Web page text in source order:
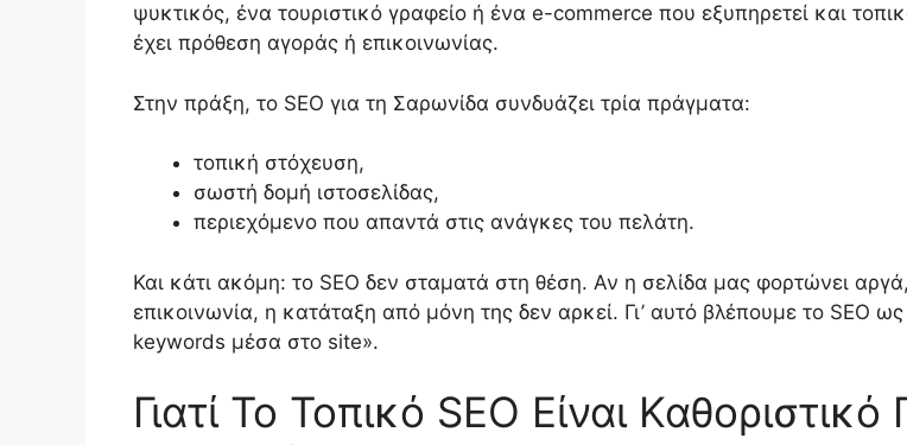
ψυκτικός, ένα τουριστικό γραφείο ή ένα e-commerce που εξυπηρετεί και
έχει πρόθεση αγοράς ή επικοινωνίας.
Στην πράξη, το SEO για τη Σαρωνίδα συνδυάζει τρία πράγματα:
τοπική στόχευση,
σωστή δομή ιστοσελίδας,
περιεχόμενο που απαντά στις ανάγκες του πελάτη.
Και κάτι ακόμη: το SEO δεν σταματά στη θέση. Αν η σελίδα μας φορτώνει
επικοινωνία, η κατάταξη από μόνη της δεν αρκεί. Γι’ αυτό βλέπουμε το SEO
keywords μέσα στο site».
Γιατί Το Τοπικό SEO Είναι Καθοριστικό